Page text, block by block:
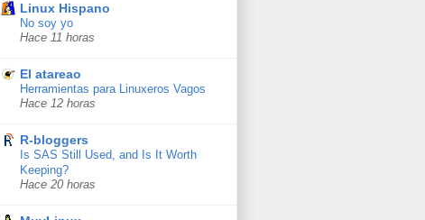
Linux Hispano
No soy yo
Hace 11 horas
El atareao
Herramientas para Linuxeros Vagos
Hace 12 horas
R-bloggers
Is SAS Still Used, and Is It Worth
Keeping?
Hace 20 horas